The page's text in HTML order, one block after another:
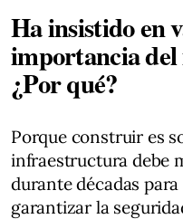
Ha insistido en
importancia
¿Por qué?
Porque construir es
infraestructura debe
durante décadas
garantizar la